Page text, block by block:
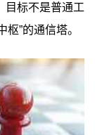
目标不是普通工
”的通信塔。